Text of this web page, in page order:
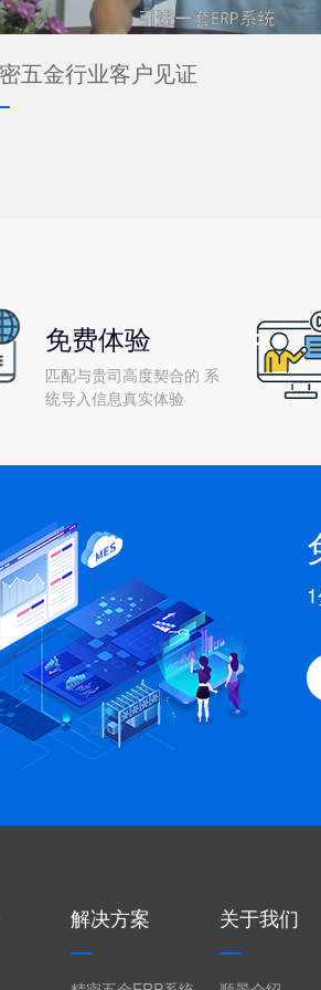
五金行业客户见证
免费体验
匹配与贵司高度契合的 系
统导入信息真实体验
解决方案 关于我们